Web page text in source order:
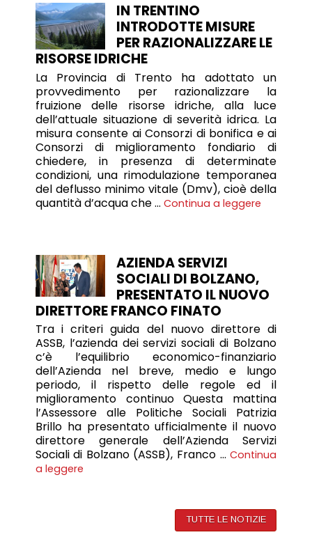
IN TRENTINO
INTRODOTTE MISURE
PER RAZIONALIZZARE LE
RISORSE IDRICHE
La Provincia di Trento ha adottato un
provvedimento per razionalizzare la
fruizione delle risorse idriche, alla luce
dell’attuale situazione di severità idrica. La
misura consente ai Consorzi di bonifica e ai
Consorzi di miglioramento fondiario di
chiedere, in presenza di determinate
condizioni, una rimodulazione temporanea
del deflusso minimo vitale (Dmv), cioè della
quantità d’acqua che … Continua a leggere
AZIENDA SERVIZI
SOCIALI DI BOLZANO,
PRESENTATO IL NUOVO
DIRETTORE FRANCO FINATO
Tra i criteri guida del nuovo direttore di
ASSB, l’azienda dei servizi sociali di Bolzano
c’è l’equilibrio economico-finanziario
dell’Azienda nel breve, medio e lungo
periodo, il rispetto delle regole ed il
miglioramento continuo Questa mattina
l’Assessore alle Politiche Sociali Patrizia
Brillo ha presentato ufficialmente il nuovo
direttore generale dell’Azienda Servizi
Sociali di Bolzano (ASSB), Franco …Continua
a leggere
TUTTE LE NOTIZIE